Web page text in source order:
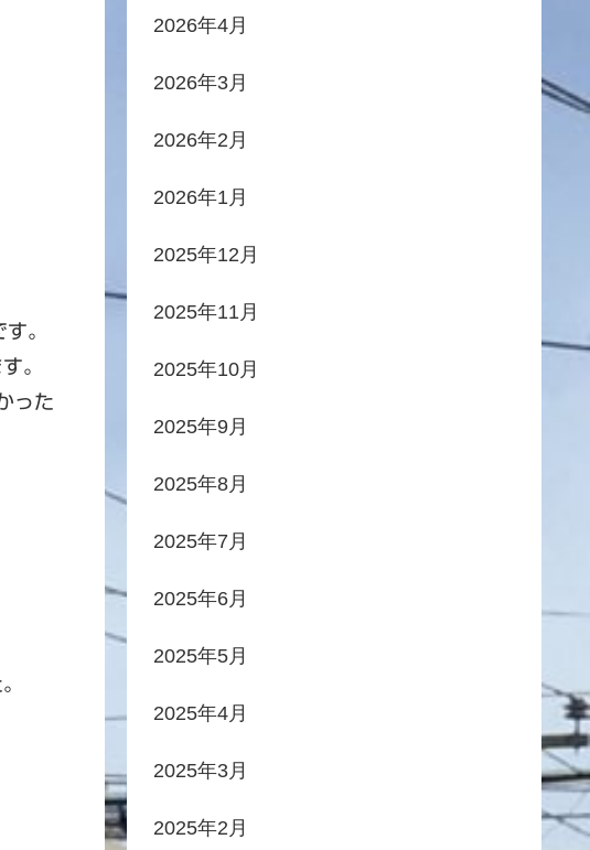
。
。
った
2026年4月
2026年3月
2026年2月
2026年1月
2025年12月
2025年11月
2025年10月
2025年9月
2025年8月
2025年7月
2025年6月
2025年5月
2025年4月
2025年3月
2025年2月